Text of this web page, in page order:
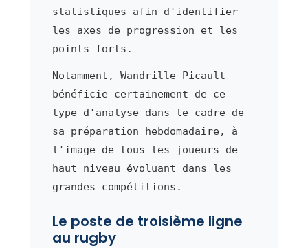
statistiques afin d'identifier
les axes de progression et les
points forts.
Notamment, Wandrille Picault
bénéficie certainement de ce
type d'analyse dans le cadre de
sa préparation hebdomadaire, à
l'image de tous les joueurs de
haut niveau évoluant dans les
grandes compétitions.
Le poste de troisième ligne
au rugby